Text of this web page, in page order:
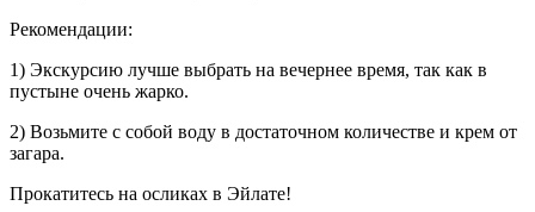
Рекомендации:
1) Экскурсию лучше выбрать на вечернее время, так как в
пустыне очень жарко.
2) Возьмите с собой воду в достаточном количестве и крем от
загара.
Прокатитесь на осликах в Эйлате!